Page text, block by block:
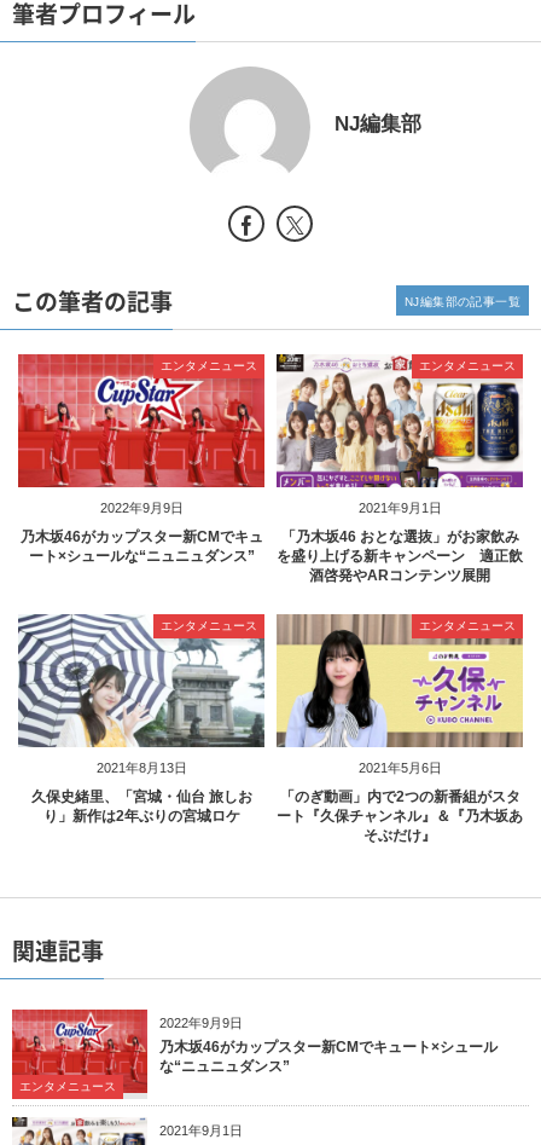
筆者プロフィール
NJ編集部
この筆者の記事
2022年9月9日
エンタメニュース
乃木坂46がカップスター新CMでキュ
ート×シュールな“ニュニュダンス”
2021年9月1日
エンタメニュース
「乃木坂46 おとな選抜」がお家飲み
を盛り上げる新キャンペーン 適正飲
酒啓発やARコンテンツ展開
2021年8月13日
エンタメニュース
久保史緒里、「宮城・仙台 旅しお
り」新作は2年ぶりの宮城ロケ
2021年5月6日
エンタメニュース
「のぎ動画」内で2つの新番組がスタ
ート『久保チャンネル』＆『乃木坂あ
そぶだけ』
NJ編集部の記事一覧
関連記事
2022年9月9日
エンタメニュース
乃木坂46がカップスター新CMでキュート×シュール
な“ニュニュダンス”
2021年9月1日